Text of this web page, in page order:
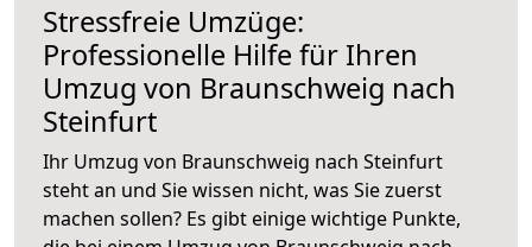
Stressfreie Umzüge:
Professionelle Hilfe für Ihren
Umzug von Braunschweig nach
Steinfurt
Ihr Umzug von Braunschweig nach Steinfurt
steht an und Sie wissen nicht, was Sie zuerst
machen sollen? Es gibt einige wichtige Punkte,